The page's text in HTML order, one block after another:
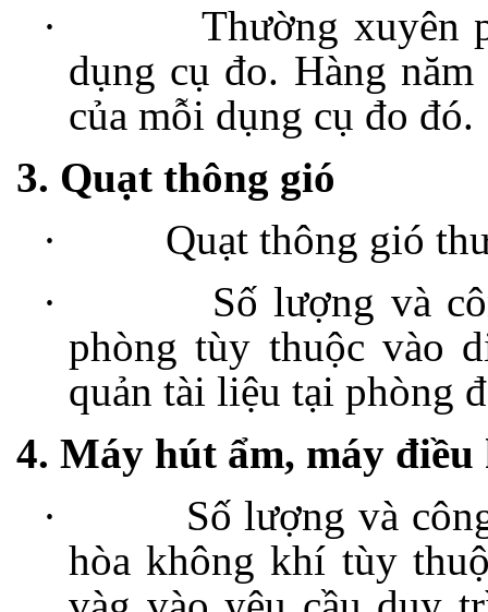
·
Thường xuyên
dụng cụ đo. Hàng
của mỗi dụng cụ đo đó.
3. Quạt thông gió
·
Quạt thông gió
·
Số lượng và
phòng tùy thuộc vào
quản tài liệu tại phòng
4. Máy hút ẩm, máy
·
Số lượng và
hòa không khí tùy